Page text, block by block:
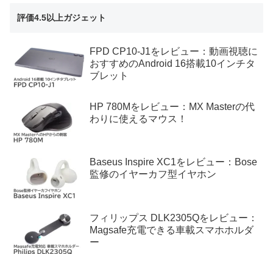
評価4.5以上ガジェット
FPD CP10-J1をレビュー：動画視聴に
おすすめのAndroid 16搭載10インチタ
ブレット
HP 780Mをレビュー：MX Masterの代
わりに使えるマウス！
Baseus Inspire XC1をレビュー：Bose
監修のイヤーカフ型イヤホン
フィリップス DLK2305Qをレビュー：
Magsafe充電できる車載スマホホルダ
ー